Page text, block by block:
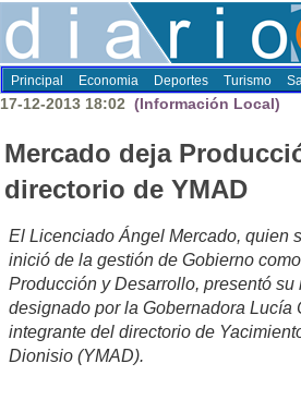
Principal Economia Deportes Turismo
17-12-2013 18:02 (Información Local)
Mercado deja
directorio de YMAD
El Licenciado Ángel Mercado, quien
inició de la gestión de Gobierno
Producción y Desarrollo, presentó su
designado por la Gobernadora Lucía
integrante del directorio de
Dionisio (YMAD).